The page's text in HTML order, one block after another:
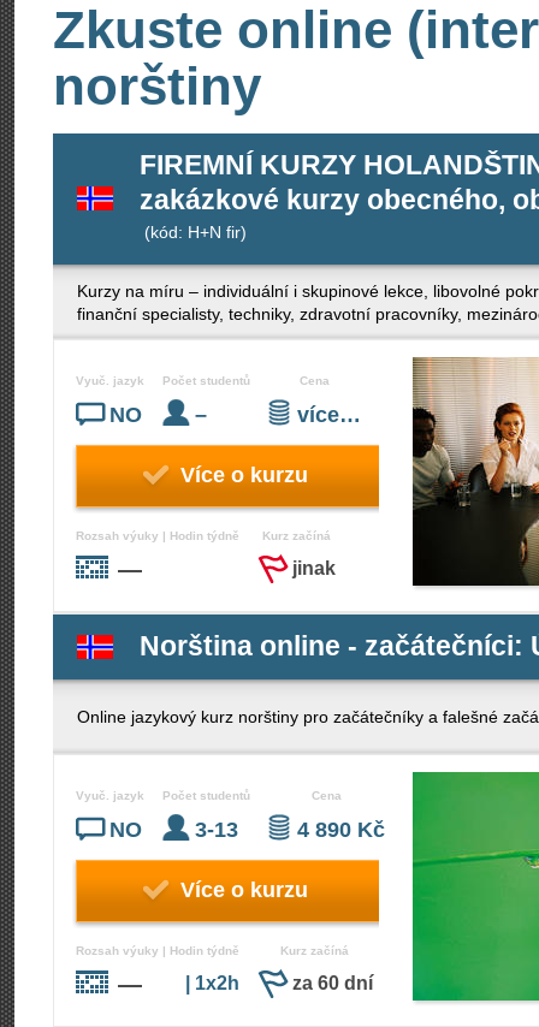
Zkuste online
norštiny
FIREMNÍ KURZY
zakázkové kurzy obecného,
(kód: H+N fir)
Kurzy na míru – individuální i skupinové lekce, libovolné
finanční specialisty, techniky, zdravotní pracovníky,
Vyuč. jazyk
NO
Počet studentů
–
Cena
více…
Více o kurzu
Rozsah výuky | Hodin týdně
—
Kurz začíná
jinak
Norština online - začátečníci:
Online jazykový kurz norštiny pro začátečníky a falešné
Vyuč. jazyk
NO
Počet studentů
3-13
Cena
4 890 Kč
Více o kurzu
Rozsah výuky | Hodin týdně
— | 1x2h
Kurz začíná
za 60 dní